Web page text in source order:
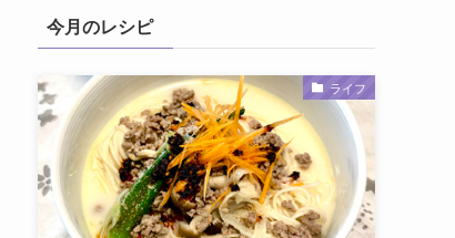
今月のレシピ
ライフ